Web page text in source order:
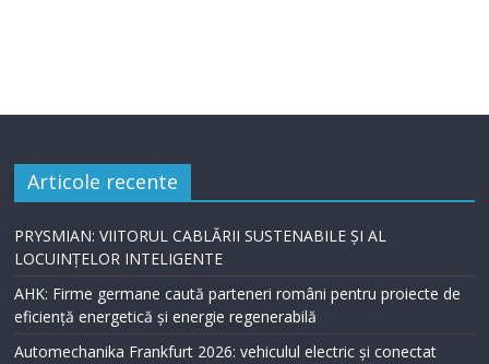
Articole recente
PRYSMIAN: VIITORUL CABLĂRII SUSTENABILE ȘI AL
LOCUINȚELOR INTELIGENTE
AHK: Firme germane caută parteneri români pentru proiecte de
eficiență energetică și energie regenerabilă
Automechanika Frankfurt 2026: vehiculul electric și conectat